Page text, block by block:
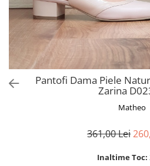
Pantofi Dama Piele
Zarina
Matheo
361,00 Lei
Inaltime Toc: